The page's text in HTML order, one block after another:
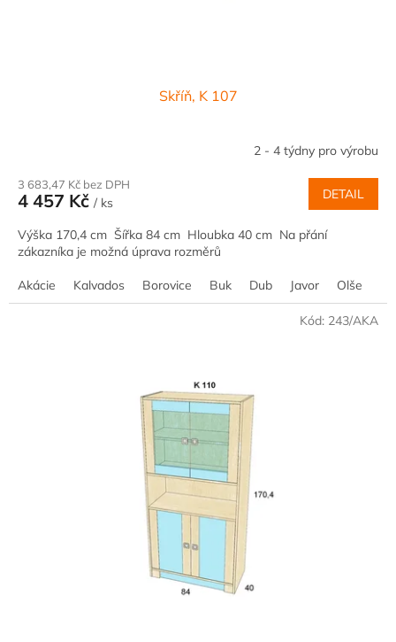
Skříň, K 107
2 - 4 týdny pro výrobu
3 683,47 Kč bez DPH
4 457 Kč / ks
DETAIL
Výška 170,4 cm Šířka 84 cm Hloubka 40 cm Na přání
zákazníka je možná úprava rozměrů
Akácie Kalvados Borovice Buk Dub Javor Olše
Kód: 243/AKA